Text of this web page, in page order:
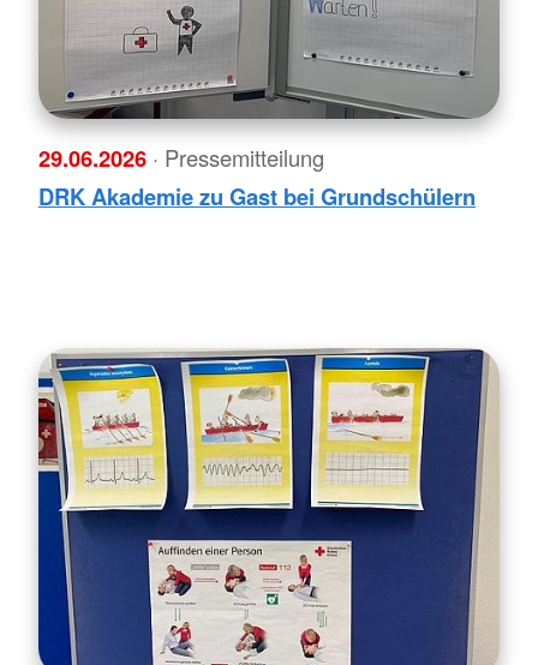
29.06.2026 · Pressemitteilung
DRK Akademie zu Gast bei Grundschülern